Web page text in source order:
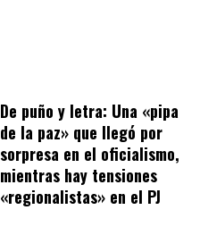
De puño y letra: Una «pipa
de la paz» que llegó por
sorpresa en el oficialismo,
mientras hay tensiones
«regionalistas» en el PJ